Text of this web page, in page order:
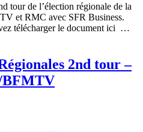
tour de l’élection régionale de la
et RMC avec SFR Business.
télécharger le document ici …
2nd tour –
BFMTV